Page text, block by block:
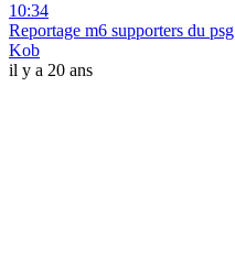
10:34
Reportage m6 supporters du psg
Kob
il y a 20 ans